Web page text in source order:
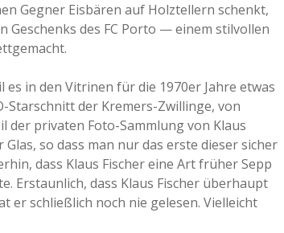
Gegner Eisbären auf Holztellern schenkt,
Geschenks des FC Porto — einem stilvollen
in den Vitrinen für die 1970er Jahre etwas
Starschnitt der Kremers-Zwillinge, von
der privaten Foto-Sammlung von Klaus
so dass man nur das erste dieser sicher
dass Klaus Fischer eine Art früher Sepp
Erstaunlich, dass Klaus Fischer überhaupt
er schließlich noch nie gelesen. Vielleicht